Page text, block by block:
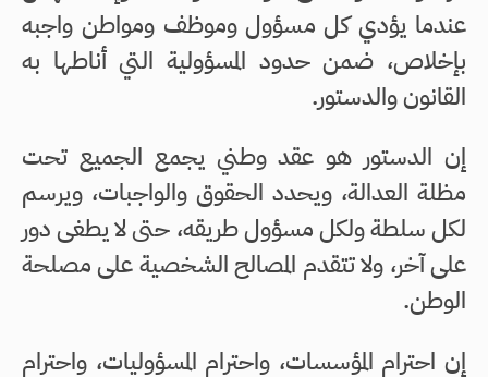
عندما يؤدي كل مسؤول وموظف ومواطن واجبه
بإخلاص، ضمن حدود المسؤولية التي أناطها به
القانون والدستور.
إن الدستور هو عقد وطني يجمع الجميع تحت
مظلة العدالة، ويحدد الحقوق والواجبات، ويرسم
لكل سلطة ولكل مسؤول طريقه، حتى لا يطغى دور
على آخر، ولا تتقدم المصالح الشخصية على مصلحة
الوطن.
إن احترام المؤسسات، واحترام المسؤوليات، واحترام